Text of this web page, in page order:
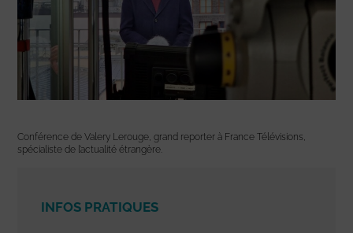
Conférence de Valery Lerouge, grand reporter à France Télévisions,
spécialiste de l’actualité étrangère.
INFOS PRATIQUES